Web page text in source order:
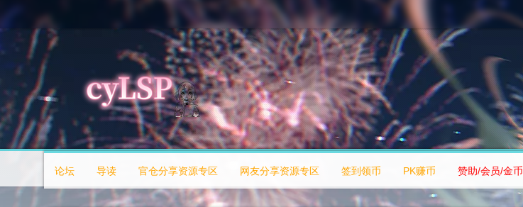
论坛 导读 官仓分享资源专区 网友分享资源专区 签到领币 PK赚币 赞助/会员/金币